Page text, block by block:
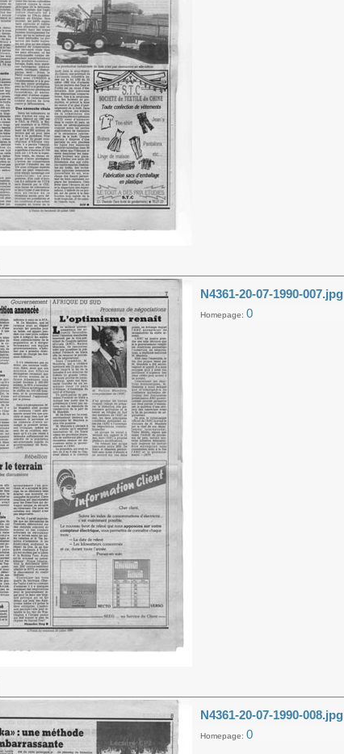
N4361-20-07-1990-007.jpg
Homepage: 0
N4361-20-07-1990-008.jpg
Homepage: 0